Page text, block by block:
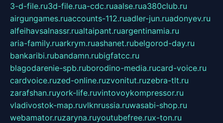
3-d-file.ru3d-file.rua-cdc.ruaalse.rua380club.ru
airgungames.ruaccounts-112.ruadler-jun.ruadonyev.ru
alfeihavsalnassr.rualtaipant.ruargentinamia.ru
aria-family.ruarkrym.ruashanet.rubelgorod-day.ru
bankaribi.rubandamn.rubigfatcc.ru
blagodarenie-spb.ruborodino-media.rucard-voice.ru
cardvoice.ruzed-online.ruzvonitut.ruzebra-tlt.ru
zarafshan.ruyork-life.ruvintovoykompressor.ru
vladivostok-map.ruvlknrussia.ruwasabi-shop.ru
webamator.ruzaryna.ruyoutubefree.rux-ton.ru